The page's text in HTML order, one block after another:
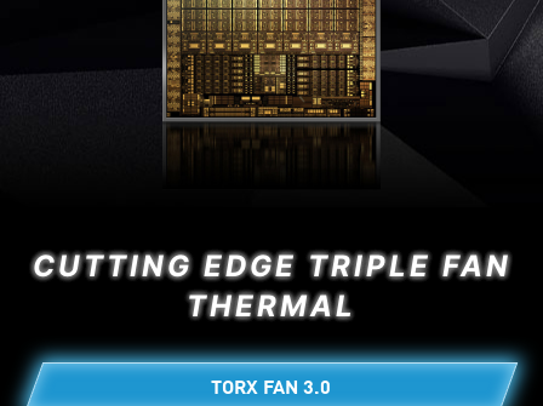
CUTTING EDGE TRIPLE FAN
THERMAL
TORX FAN 3.0